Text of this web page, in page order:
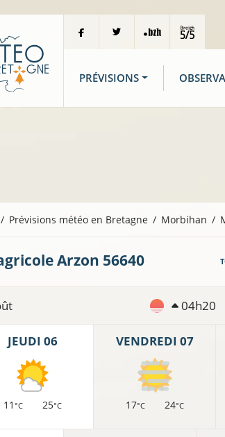
PRÉVISIONS
Prévisions météo en Bretagne Morbihan
Arzon 56640
04h20
JEUDI 06
11 °C 25°C
VENDREDI 07
17°C 24°C
12°C